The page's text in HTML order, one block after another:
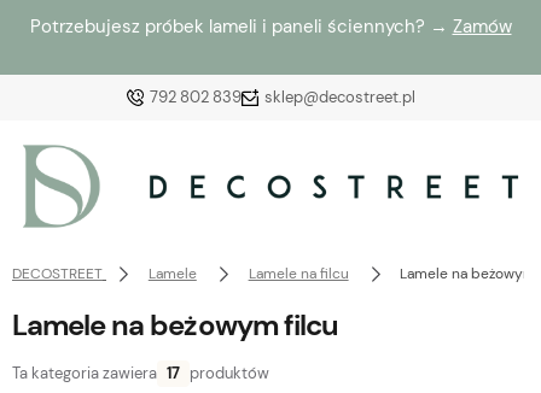
Potrzebujesz próbek lameli i paneli ściennych? → Zamów
792 802 839 sklep@decostreet.pl
DECOSTREET Lamele Lamele na filcu Lamele na
Lamele na beżowym filcu
Ta kategoria zawiera 17 produktów